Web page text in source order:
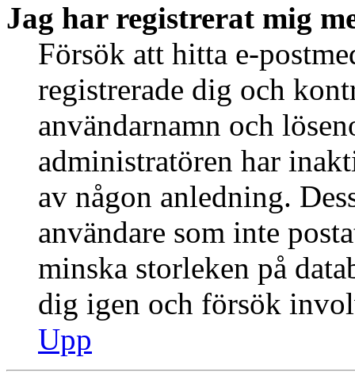
Jag har registrerat mig
Försök att hitta e-
registrerade dig och
användarnamn och
administratören har
av någon anledning.
användare som inte
minska storleken på
dig igen och försök
Upp